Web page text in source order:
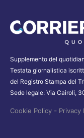
Supplemento del
Testata giornalistica
del Registro Stampa del
Sede legale: Via Cairoli,
Cookie Policy - Privacy